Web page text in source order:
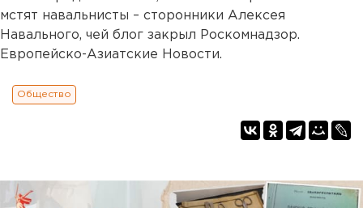
мстят навальнисты – сторонники Алексея
Навального, чей блог закрыл Роскомнадзор.
Европейско-Азиатские Новости.
Общество